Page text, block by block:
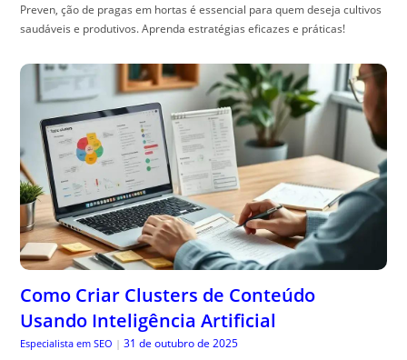
Preven, ção de pragas em hortas é essencial para quem deseja cultivos
saudáveis e produtivos. Aprenda estratégias eficazes e práticas!
Como Criar Clusters de Conteúdo
Usando Inteligência Artificial
Especialista em SEO | 31 de outubro de 2025